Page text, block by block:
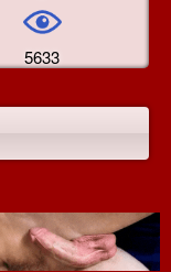
5633